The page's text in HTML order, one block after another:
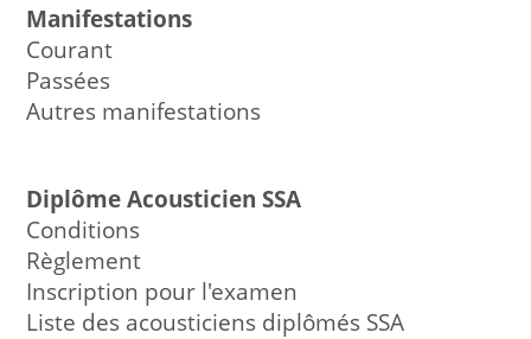
Manifestations
Courant
Passées
Autres manifestations
Diplôme Acousticien SSA
Conditions
Règlement
Inscription pour l'examen
Liste des acousticiens diplômés SSA